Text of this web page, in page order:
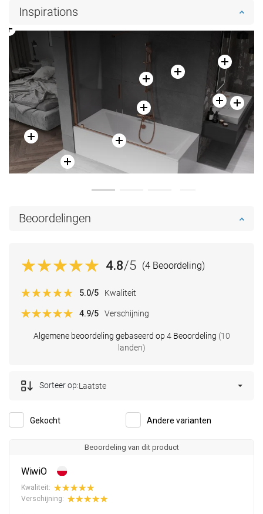
Inspirations
Beoordelingen
4.8/5 (4 Beoordeling)
Algemene beoordeling gebaseerd op 4 Beoordeling (10
landen)
5.0/5 Kwaliteit
4.9/5 Verschijning
Gekocht Andere varianten
Sorteer op:Laatste
Beoordeling van dit product
WiwiO
Kwaliteit:
Verschijning: